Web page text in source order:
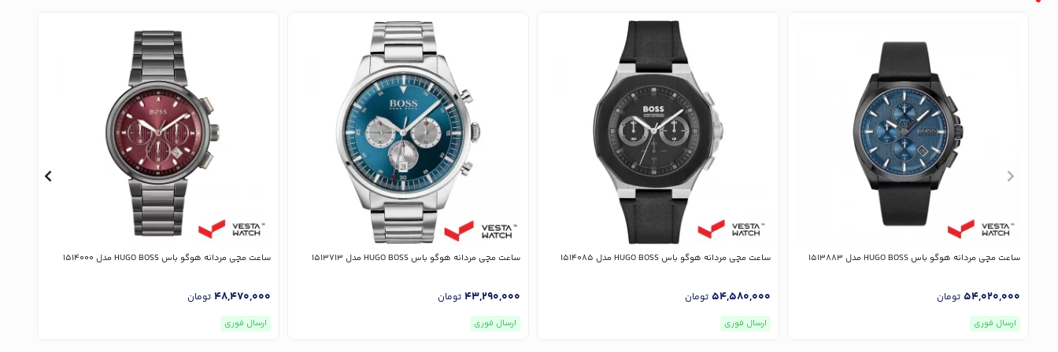
ساعت مچی مردانه هوگو باس HUGO BOSS مدل 1513883
54,020,000 تومان
ارسال فوری
ساعت مچی مردانه هوگو باس HUGO BOSS مدل 1514085
54,580,000 تومان
ارسال فوری
ساعت مچی مردانه هوگو باس HUGO BOSS مدل 1513713
43,290,000 تومان
ارسال فوری
ساعت مچی مردانه هوگو باس HUGO BOSS مدل 1514000
48,470,000 تومان
ارسال فوری